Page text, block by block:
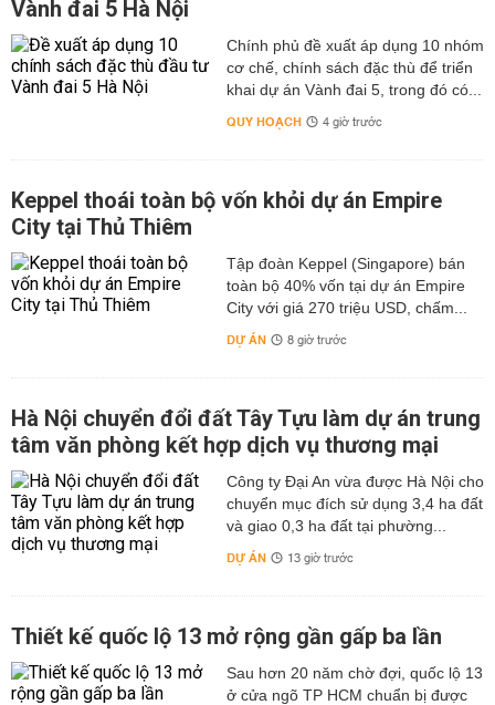
Vành đai 5 Hà Nội
Chính phủ đề xuất áp dụng 10 nhóm
cơ chế, chính sách đặc thù để triển
khai dự án Vành đai 5, trong đó có...
QUY HOẠCH 4 giờ trước
Keppel thoái toàn bộ vốn khỏi dự án Empire
City tại Thủ Thiêm
Tập đoàn Keppel (Singapore) bán
toàn bộ 40% vốn tại dự án Empire
City với giá 270 triệu USD, chấm...
DỰ ÁN 8 giờ trước
Hà Nội chuyển đổi đất Tây Tựu làm dự án trung
tâm văn phòng kết hợp dịch vụ thương mại
Công ty Đại An vừa được Hà Nội cho
chuyển mục đích sử dụng 3,4 ha đất
và giao 0,3 ha đất tại phường...
DỰ ÁN 13 giờ trước
Thiết kế quốc lộ 13 mở rộng gần gấp ba lần
Sau hơn 20 năm chờ đợi, quốc lộ 13
ở cửa ngõ TP HCM chuẩn bị được